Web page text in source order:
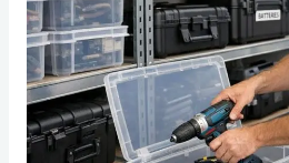
organisierst
du
dein
Equipment
clever